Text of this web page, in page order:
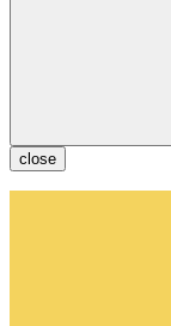
close